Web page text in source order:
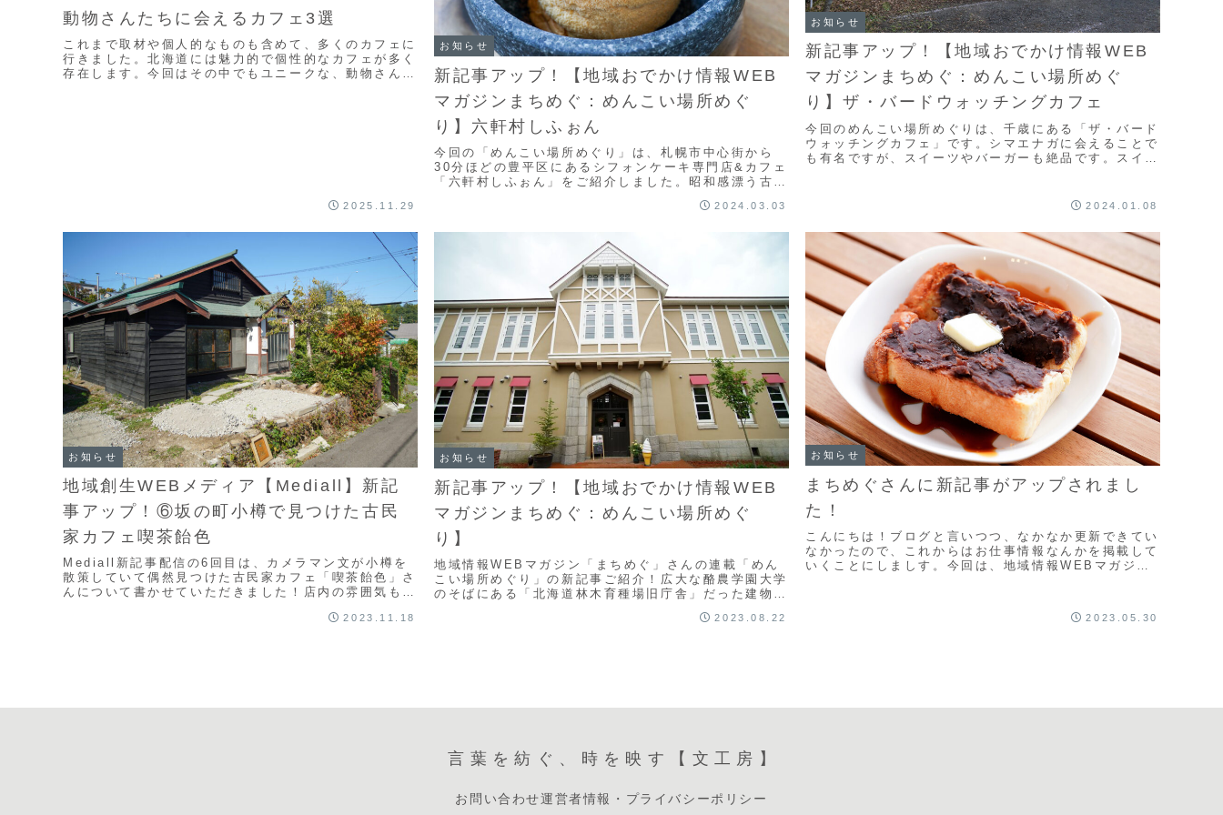
動物さんたちに会えるカフェ3選
これまで取材や個人的なものも含めて、多くのカフェに
行きました。北海道には魅力的で個性的なカフェが多く
存在します。今回はその中でもユニークな、動物さんた
2025.11.29
お知らせ
新記事アップ！【地域おでかけ情報WEB
マガジンまちめぐ：めんこい場所めぐ
り】六軒村しふぉん
今回の「めんこい場所めぐり」は、札幌市中心街から
30分ほどの豊平区にあるシフォンケーキ専門店&カフェ
「六軒村しふぉん」をご紹介しました。昭和感漂う古民
2024.03.03
お知らせ
新記事アップ！【地域おでかけ情報WEB
マガジンまちめぐ：めんこい場所めぐ
り】ザ・バードウォッチングカフェ
今回のめんこい場所めぐりは、千歳にある「ザ・バード
ウォッチングカフェ」です。シマエナガに会えることで
も有名ですが、スイーツやバーガーも絶品です。スイー
2024.01.08
お知らせ
地域創生WEBメディア【Mediall】新記
事アップ！⑥坂の町小樽で見つけた古民
家カフェ喫茶飴色
Mediall新記事配信の6回目は、カメラマン文が小樽を
散策していて偶然見つけた古民家カフェ「喫茶飴色」さ
んについて書かせていただきました！店内の雰囲気も提
2023.11.18
お知らせ
新記事アップ！【地域おでかけ情報WEB
マガジンまちめぐ：めんこい場所めぐ
り】
地域情報WEBマガジン「まちめぐ」さんの連載「めん
こい場所めぐり」の新記事ご紹介！広大な酪農学園大学
のそばにある「北海道林木育種場旧庁舎」だった建物を
2023.08.22
お知らせ
まちめぐさんに新記事がアップされまし
た！
こんにちは！ブログと言いつつ、なかなか更新できてい
なかったので、これからはお仕事情報なんかを掲載して
いくことにしましす。今回は、地域情報WEBマガジン
2023.05.30
言葉を紡ぐ、時を映す【文工房】
お問い合わせ運営者情報・プライバシーポリシー